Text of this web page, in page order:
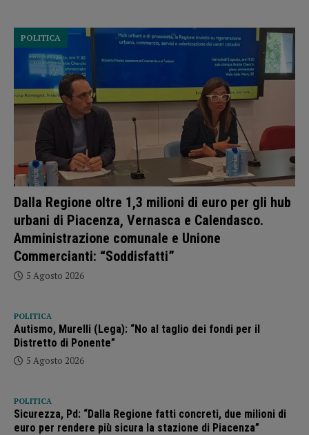
Dalla Regione oltre 1,3 milioni di euro per gli hub
urbani di Piacenza, Vernasca e Calendasco.
Amministrazione comunale e Unione
Commercianti: “Soddisfatti”
POLITICA
5 Agosto 2026
POLITICA
Autismo, Murelli (Lega): “No al taglio dei fondi per il
Distretto di Ponente”
5 Agosto 2026
POLITICA
Sicurezza, Pd: “Dalla Regione fatti concreti, due milioni di
euro per rendere più sicura la stazione di Piacenza”